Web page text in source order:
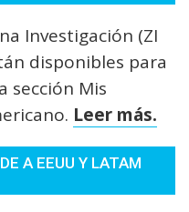
Investigación (ZI
disponibles para
sección Mis
Leer más.
A EEUU Y LATAM